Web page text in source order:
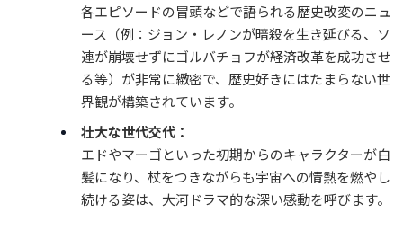
各エピソードの冒頭などで語られる歴史改変のニュ
ース（例：ジョン・レノンが暗殺を生き延びる、ソ
連が崩壊せずにゴルバチョフが経済改革を成功させ
る等）が非常に緻密で、歴史好きにはたまらない世
界観が構築されています。
壮大な世代交代：
エドやマーゴといった初期からのキャラクターが白
髪になり、杖をつきながらも宇宙への情熱を燃やし
続ける姿は、大河ドラマ的な深い感動を呼びます。